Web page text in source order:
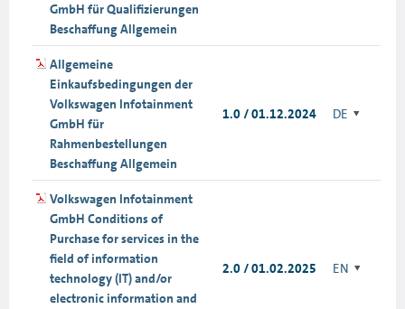
GmbH für Qualifizierungen
Beschaffung Allgemein
Allgemeine
Einkaufsbedingungen der
Volkswagen Infotainment
GmbH für
Rahmenbestellungen
Beschaffung Allgemein
1.0 / 01.12.2024 DE
Volkswagen Infotainment
GmbH Conditions of
Purchase for services in the
field of information
technology (IT) and/or
electronic information and
2.0 / 01.02.2025 EN